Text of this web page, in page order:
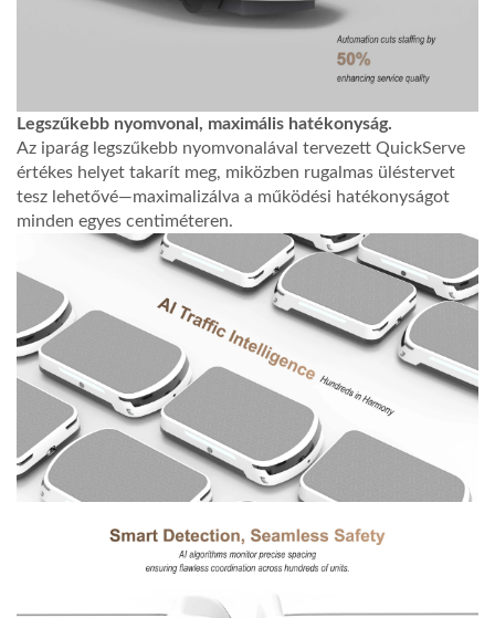
Legszűkebb nyomvonal, maximális hatékonyság.
Az iparág legszűkebb nyomvonalával tervezett QuickServe
értékes helyet takarít meg, miközben rugalmas üléstervet
tesz lehetővé—maximalizálva a működési hatékonyságot
minden egyes centiméteren.